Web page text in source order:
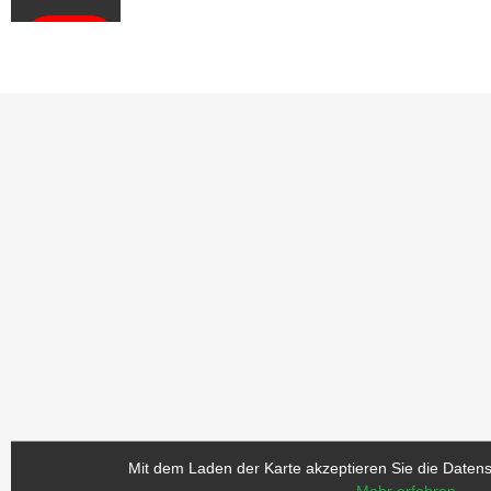
Mit dem Laden der Karte akzeptieren Sie die